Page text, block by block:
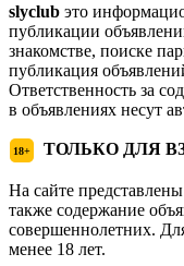
slyclub это
публикации
знакомстве, поиске
публикация
Ответственность за
в объявлениях несут
18+ ТОЛЬКО ДЛЯ
На сайте
также содержание
совершеннолетних.
менее 18 лет.